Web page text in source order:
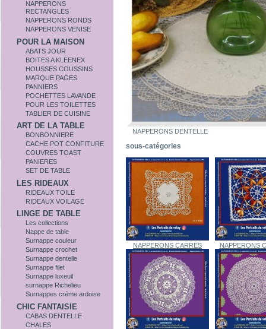
NAPPERONS
RECTANGLES
NAPPERONS RONDS
NAPPERONS VENISE
POUR LA MAISON
ABATS JOUR
BOITES A KLEENEX
HOUSSES COUSSINS
MARQUE PAGES
PANNIERS
POCHETTES LAVANDE
POUR LES TOILETTES
TABLIER DE CUISINE
ART DE LA TABLE
BONBONNIERE
CACHE POT CONFITURE
COUVRES TOAST
PANIERES
SET DE TABLE
LES RIDEAUX
RIDEAUX TOILE
RIDEAUX VOILAGE
LINGE DE TABLE
Les collections
Nappe de table
Surnappe couleur
Surnappe crochet
Surnappe dentelle
Surnappe filet
Surnappe luxeuil
surnappe Richelieu
Surnappes créme ardoise
CHIC FANTAISIE
CABAS DENTELLE
CHALES
NAPPERONS DENTELLE
sous-catégories
NAPPERONS CARRES NAPPERONS